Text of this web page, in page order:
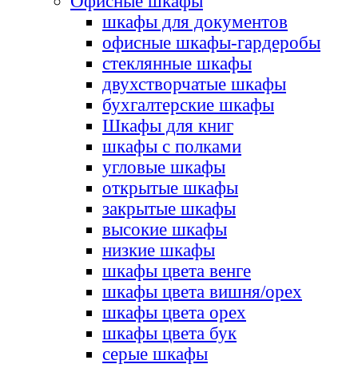
шкафы для документов
офисные шкафы-гардеробы
стеклянные шкафы
двухстворчатые шкафы
бухгалтерские шкафы
Шкафы для книг
шкафы с полками
угловые шкафы
открытые шкафы
закрытые шкафы
высокие шкафы
низкие шкафы
шкафы цвета венге
шкафы цвета вишня/орех
шкафы цвета орех
шкафы цвета бук
серые шкафы